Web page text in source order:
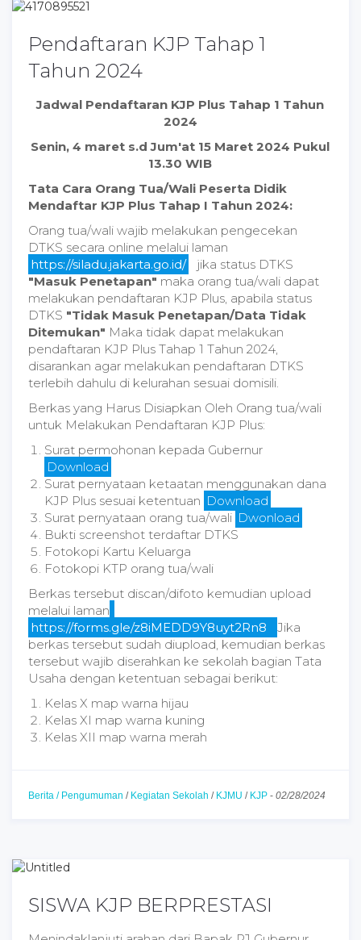
Pendaftaran KJP Tahap 1
Tahun 2024
Jadwal Pendaftaran KJP Plus Tahap 1 Tahun
2024
Senin, 4 maret s.d Jum'at 15 Maret 2024 Pukul
13.30 WIB
Tata Cara Orang Tua/Wali Peserta Didik
Mendaftar KJP Plus Tahap I Tahun 2024:
Orang tua/wali wajib melakukan pengecekan
DTKS secara online melalui laman
https://siladu.jakarta.go.id/
jika status DTKS
"Masuk Penetapan" maka orang tua/wali dapat
melakukan pendaftaran KJP Plus, apabila status
DTKS "Tidak Masuk Penetapan/Data Tidak
Ditemukan" Maka tidak dapat melakukan
pendaftaran KJP Plus Tahap 1 Tahun 2024,
disarankan agar melakukan pendaftaran DTKS
terlebih dahulu di kelurahan sesuai domisili.
Berkas yang Harus Disiapkan Oleh Orang tua/wali
untuk Melakukan Pendaftaran KJP Plus:
Surat permohonan kepada Gubernur
Download
Surat pernyataan ketaatan menggunakan dana
KJP Plus sesuai ketentuan Download
Surat pernyataan orang tua/wali Dwonload
Bukti screenshot terdaftar DTKS
Fotokopi Kartu Keluarga
Fotokopi KTP orang tua/wali
Berkas tersebut discan/difoto kemudian upload
melalui laman
https://forms.gle/z8iMEDD9Y8uyt2Rn8
Jika
berkas tersebut sudah diupload, kemudian berkas
tersebut wajib diserahkan ke sekolah bagian Tata
Usaha dengan ketentuan sebagai berikut:
Kelas X map warna hijau
Kelas XI map warna kuning
Kelas XII map warna merah
Berita / Pengumuman / Kegiatan Sekolah / KJMU / KJP - 02/28/2024
SISWA KJP BERPRESTASI